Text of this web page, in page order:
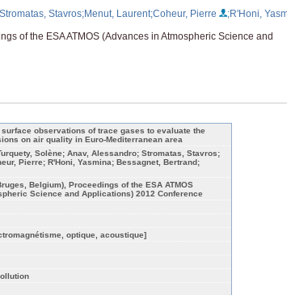
Stavros;Menut, Laurent;Coheur, Pierre
;R'Honi,
of the ESA ATMOS (Advances in Atmospheric Science and
observations of trace gases to evaluate the
on air quality in Euro-Mediterranean area
Solène; Anav, Alessandro; Stromatas, Stavros;
Pierre; R'Honi, Yasmina; Bessagnet, Bertrand;
Belgium), Proceedings of the ESA ATMOS
Science and Applications) 2012 Conference
optique, acoustique]